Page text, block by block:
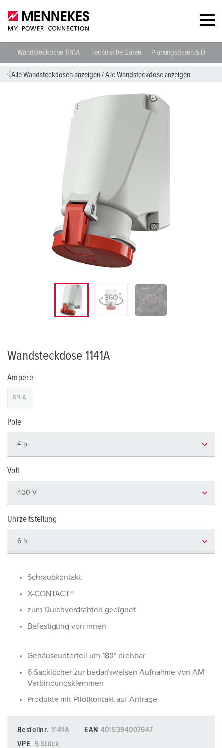
Wandsteckdose 1141A Technische Daten Planungsdaten &
Alle Wandsteckdosen anzeigen/Alle Wandsteckdose anzeigen
Wandsteckdose 1141A
Ampere
63 A
Pole
Volt
Uhrzeitstellung
Schraubkontakt
X-CONTACT®
zum Durchverdrahten geeignet
Befestigung von innen
Gehäuseunterteil um 180° drehbar
6 Sacklöcher zur bedarfsweisen Aufnahme von AM-
Verbindungsklemmen
Produkte mit Pilotkontakt auf Anfrage
Bestellnr. 1141A EAN 4015394007647
VPE
5 Stück